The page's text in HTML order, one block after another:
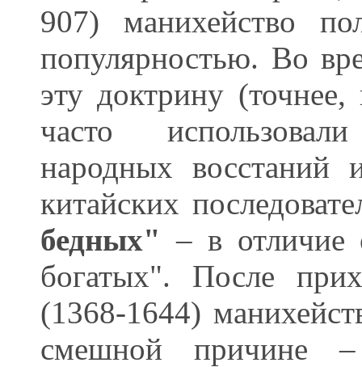
907) манихейство
популярностью. Во
эту доктрину
часто
народных
китайских
бедных" – в отличие
богатых". После
(1368-1644)
смешной причине –